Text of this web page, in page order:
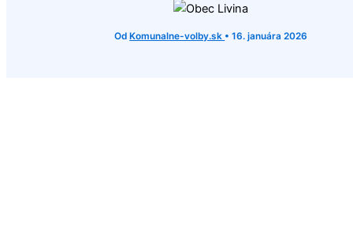
Od Komunalne-volby.sk •16. januára 2026